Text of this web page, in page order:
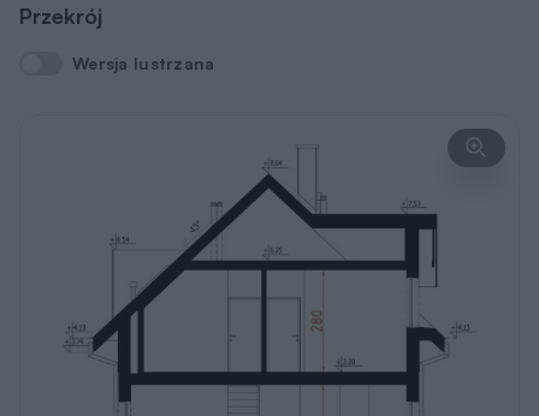
Przekrój
Wersja lustrzana
Wersja lustrzana